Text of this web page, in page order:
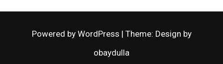
Powered by WordPress | Theme: Design by
obaydulla